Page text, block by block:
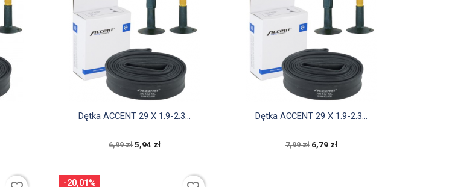
Szybki podgląd
Dętka ACCENT 29 X 1.9-2.3...
6,99 zł 5,94 zł
Szybki podgląd
Dętka ACCENT 29 X 1.9-2.3...
7,99 zł 6,79 zł
-20,01%